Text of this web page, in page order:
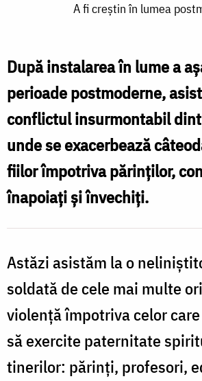
creştin
în
lumea
postmodernă
A fi creştin în lumea
După instalarea în lume a
perioade postmoderne,
conflictul insurmontabil
unde se exacerbează
fiilor împotriva părinţilor,
înapoiaţi şi învechiţi.
Astăzi asistăm la o
soldată de cele mai multe
violenţă împotriva celor
să exercite paternitate
tinerilor: părinţi, profesori,